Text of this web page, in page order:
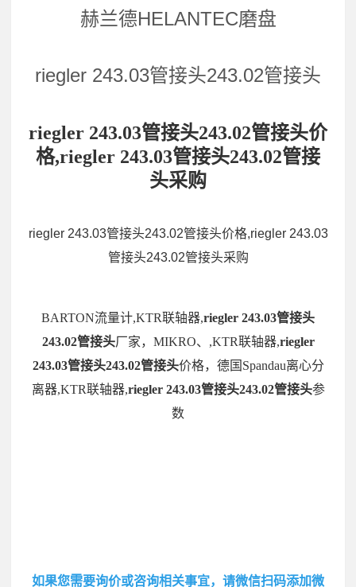
赫兰德HELANTEC磨盘
riegler 243.03管接头243.02管接头
riegler 243.03管接头243.02管接头价
格,riegler 243.03管接头243.02管接
头采购
riegler 243.03管接头243.02管接头价格,riegler 243.03
管接头243.02管接头采购
BARTON流量计,KTR联轴器,riegler 243.03管接头
243.02管接头厂家，MIKRO、,KTR联轴器,riegler
243.03管接头243.02管接头价格，德国Spandau离心分
离器,KTR联轴器,riegler 243.03管接头243.02管接头参
数
如果您需要询价或咨询相关事宜，请微信扫码添加微